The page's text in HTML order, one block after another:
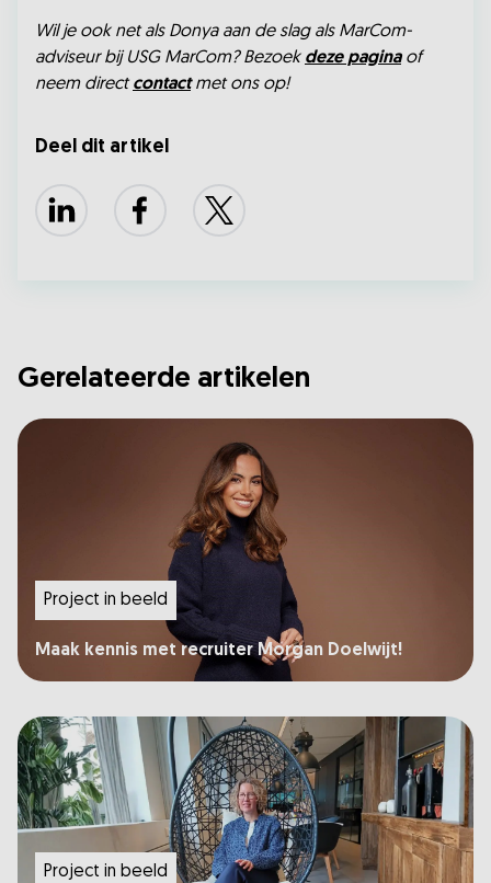
Wil je ook net als Donya aan de slag als MarCom-
adviseur bij USG MarCom? Bezoek deze paginaof
neem directcontactmet ons op!
Deel dit artikel
LinkedIn FacebookX
Gerelateerde artikelen
Project in beeld
Maak kennis met recruiter Morgan Doelwijt!
Project in beeld